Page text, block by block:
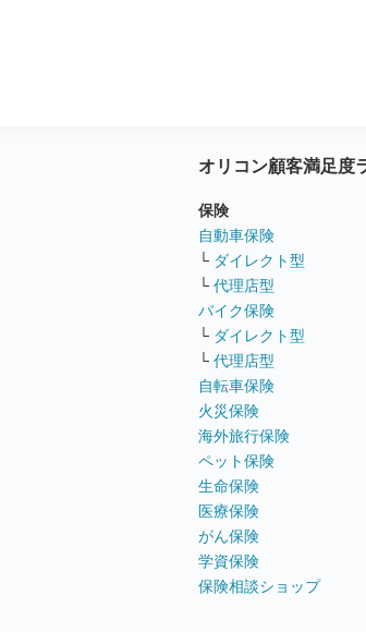
オリコン顧客満足度
保険
自動車保険
└ ダイレクト型
└ 代理店型
バイク保険
└ ダイレクト型
└ 代理店型
自転車保険
火災保険
海外旅行保険
ペット保険
生命保険
医療保険
がん保険
学資保険
保険相談ショップ